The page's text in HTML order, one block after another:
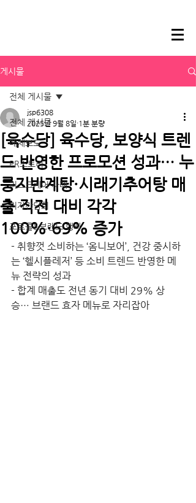
게시물
전체 게시물
매체보도
PR스토리
리스크케어 사례
기자간담회
포토콜&브랜드 행사
전체 게시물
[육수당] 육수당, 보양식 트렌
드 반영한 프로모션 성과… 누
룽지반계탕·시래기추어탕 매
출 직전 대비 각각
100%·69% 증가
jsp6308
2025년 9월 8일 1분 분량
- 취향껏 소비하는 ‘옴니보어’, 건강 중시하
는 ‘헬시플레저’ 등 소비 트렌드 반영한 메
뉴 전략의 성과
- 합계 매출도 전년 동기 대비 29% 상
승… 브랜드 효자 메뉴로 자리잡아